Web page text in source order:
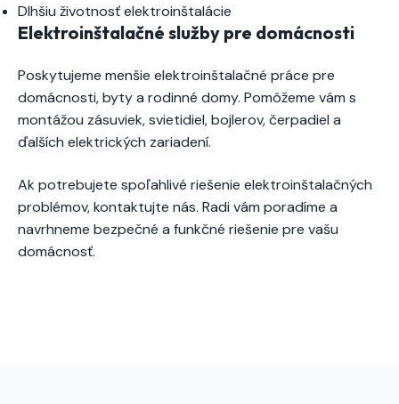
Dlhšiu životnosť elektroinštalácie
Elektroinštalačné služby pre domácnosti
Poskytujeme menšie elektroinštalačné práce pre
domácnosti, byty a rodinné domy. Pomôžeme vám s
montážou zásuviek, svietidiel, bojlerov, čerpadiel a
ďalších elektrických zariadení.
Ak potrebujete spoľahlivé riešenie elektroinštalačných
problémov, kontaktujte nás. Radi vám poradíme a
navrhneme bezpečné a funkčné riešenie pre vašu
domácnosť.